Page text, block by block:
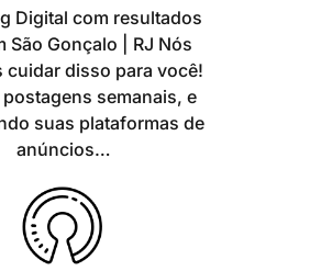
Digital com resultados
São Gonçalo | RJ Nós
cuidar disso para você!
semanais, e
suas plataformas de
anúncios…